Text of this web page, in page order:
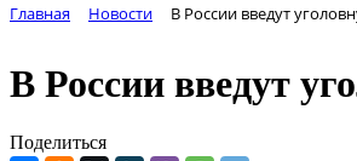
Главная Новости В России введут
В России введут
Поделиться